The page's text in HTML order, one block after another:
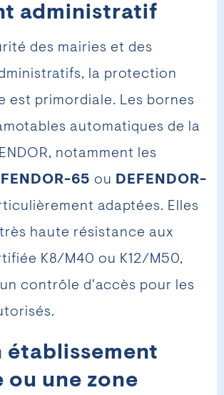
administratif
des mairies et des
la protection
est primordiale. Les bornes
automatiques de la
notamment les
65 ou DEFENDOR-
adaptées. Elles
haute résistance aux
K8/M40 ou K12/M50,
contrôle d'accès pour les
établissement
ou une zone